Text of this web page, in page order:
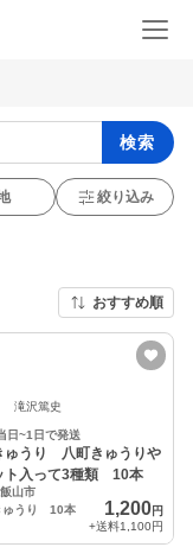
検索
絞り込み
おすすめ順
滝沢篤史
日~1日で発送
ゅうり 八町きゅうりや
ト入って3種類 10本
山市
ゅうり 10本
1,200円
+送料1,100円